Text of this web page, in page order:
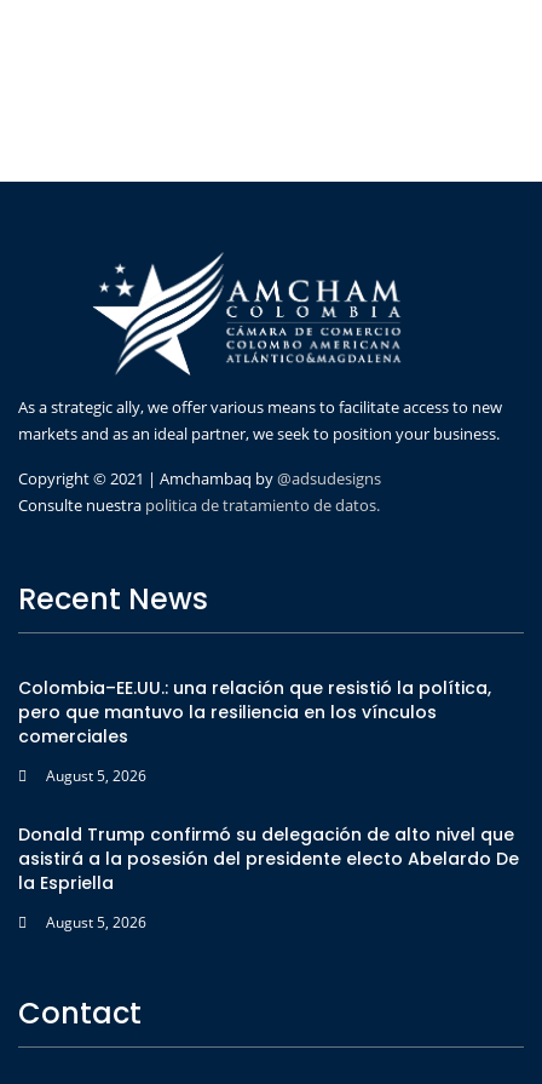
As a strategic ally, we offer various means to facilitate access to new
markets and as an ideal partner, we seek to position your business.
Copyright © 2021 | Amchambaq by@adsudesigns
Consulte nuestra politica de tratamiento de datos.
Recent News
Colombia–EE.UU.: una relación que resistió la política,
pero que mantuvo la resiliencia en los vínculos
comerciales
August 5, 2026
Donald Trump confirmó su delegación de alto nivel que
asistirá a la posesión del presidente electo Abelardo De
la Espriella
August 5, 2026
Contact